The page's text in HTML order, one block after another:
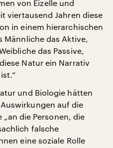
von Eizelle und
viertausend Jahren diese
in einem hierarchischen
Männliche das Aktive,
das Passive,
Natur ein Narrativ
und Biologie hätten
auf die
die Personen, die
falsche
eine soziale Rolle